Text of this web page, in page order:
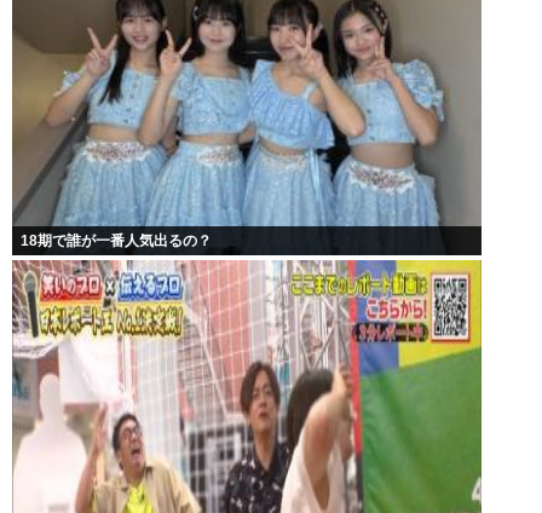
18期で誰が一番人気出るの？